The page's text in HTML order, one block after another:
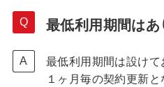
最低利用期間はあ
最低利用期間は設けて
１ヶ月毎の契約更新